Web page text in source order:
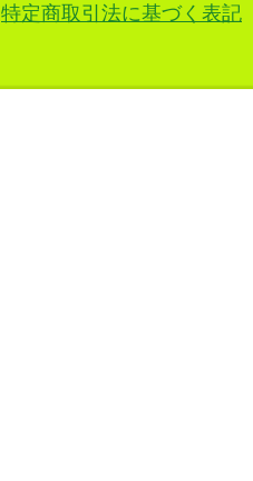
特定商取引法に基づく表記